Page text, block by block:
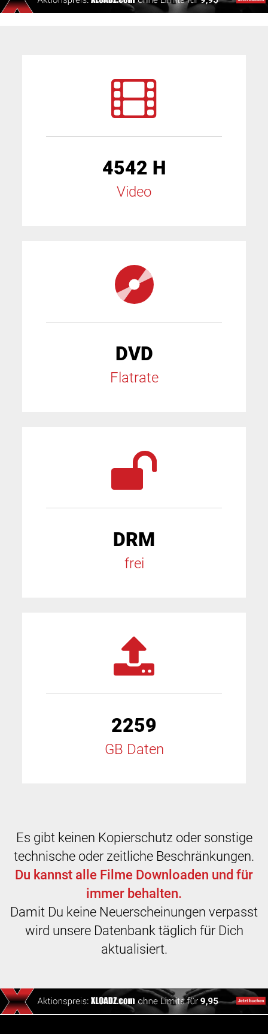
4542 H
Video
DVD
Flatrate
DRM
frei
2259
GB Daten
Es gibt keinen Kopierschutz oder sonstige
technische oder zeitliche Beschränkungen.
Du kannst alle Filme Downloaden und für
immer behalten.
Damit Du keine Neuerscheinungen verpasst
wird unsere Datenbank täglich für Dich
aktualisiert.